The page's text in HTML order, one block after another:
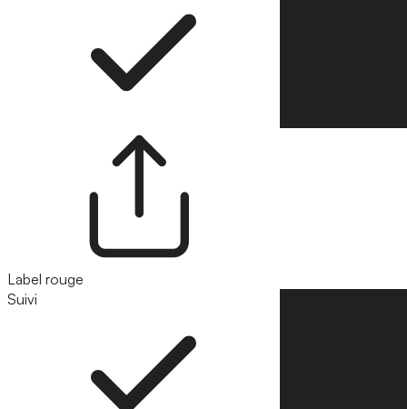
Label rouge
Suivi